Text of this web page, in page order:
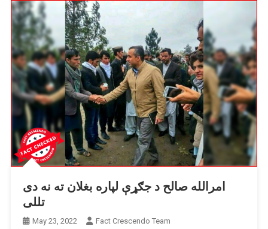
امرالله صالح د جګړې لپاره بغلان ته نه دی
تللی
May 23, 2022
Fact Crescendo Team